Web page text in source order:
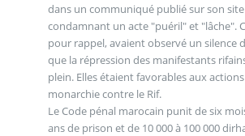
dans un communiqué publié sur son
condamnant un acte "puéril" et "lâche".
pour rappel, avaient observé un silence
que la répression des manifestants
plein. Elles étaient favorables aux
monarchie contre le Rif.
Le Code pénal marocain punit de six
ans de prison et de 10 000 à 100 000